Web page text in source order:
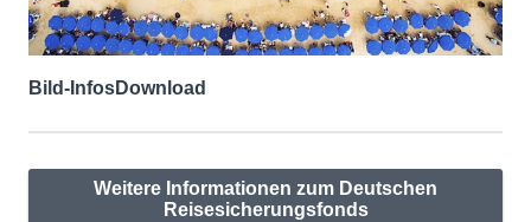
Bild-InfosDownload
Weitere Informationen zum Deutschen
Reisesicherungsfonds